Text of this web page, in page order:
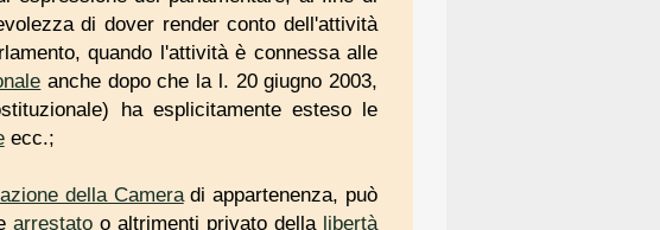
di dover render conto dell'attività
quando l'attività è connessa alle
anche dopo che la l. 20 giugno 2003,
ha esplicitamente esteso le
ecc.;
della Cameradi appartenenza, può
arrestatoo altrimenti privato della libertà